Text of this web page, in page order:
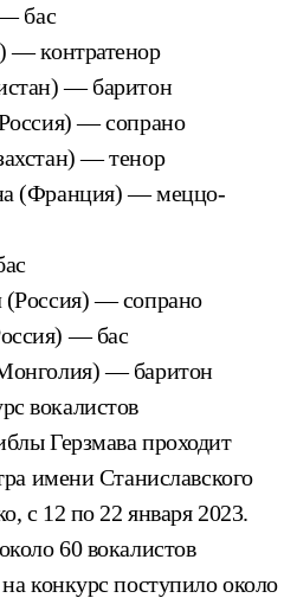
бас
— контратенор
— баритон
— сопрано
— тенор
(Франция) — меццо-
(Россия) — сопрано
— бас
— баритон
вокалистов
Герзмава проходит
имени Станиславского
с 12 по 22 января 2023.
60 вокалистов
конкурс поступило около